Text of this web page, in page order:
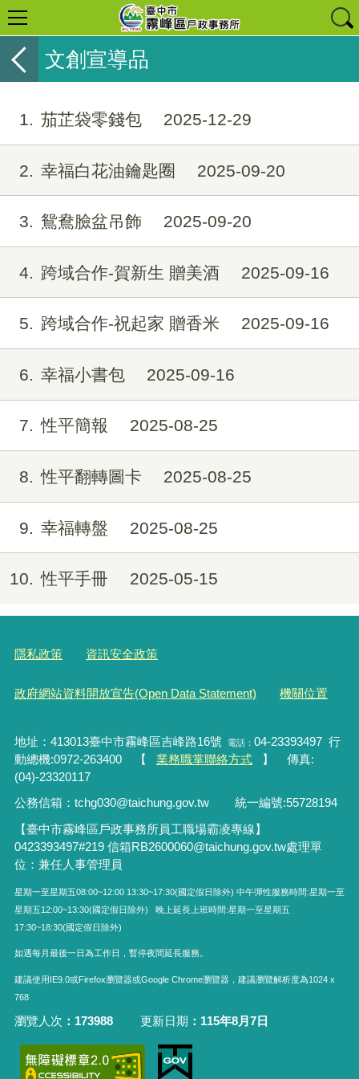
文創宣導品
1 茄芷袋零錢包 2025-12-29
2 幸福白花油鑰匙圈 2025-09-20
3 鴛鴦臉盆吊飾 2025-09-20
4 跨域合作-賀新生 贈美酒 2025-09-16
5 跨域合作-祝起家 贈香米 2025-09-16
6 幸福小書包 2025-09-16
7 性平簡報 2025-08-25
8 性平翻轉圖卡 2025-08-25
9 幸福轉盤 2025-08-25
10 性平手冊 2025-05-15
隱私政策 資訊安全政策
政府網站資料開放宣告(Open Data Statement) 機關位置
地址：413013臺中市霧峰區吉峰路16號 電話： 04-23393497 行
動總機:0972-263400 【
業務職掌聯絡方式
】 傳真:
(04)-23320117
公務信箱：tchg030@taichung.gov.tw統一編號:55728194
【臺中市霧峰區戶政事務所員工職場霸凌專線】
0423393497#219 信箱RB2600060@taichung.gov.tw處理單
位：兼任人事管理員
星期一至星期五08:00~12:00 13:30~17:30(國定假日除外) 中午彈性服務時間:星期一至
星期五12:00~13:30(國定假日除外) 晚上延長上班時間:星期一至星期五
17:30~18:30(國定假日除外)
如遇每月最後一日為工作日，暫停夜間延長服務。
建議使用IE9.0或Firefox瀏覽器或Google Chrome瀏覽器，建議瀏覽解析度為1024 x
768
瀏覽人次 173988 更新日期 115年8月7日